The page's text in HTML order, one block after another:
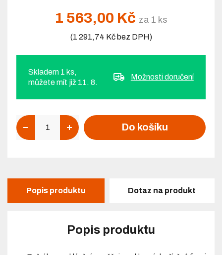
1 563,00 Kč za 1 ks
(1 291,74 Kč bez DPH)
Skladem 1 ks,
můžete mít již 11. 8.
Možnosti doručení
Do košíku
Popis produktu Dotaz na produkt
Popis produktu